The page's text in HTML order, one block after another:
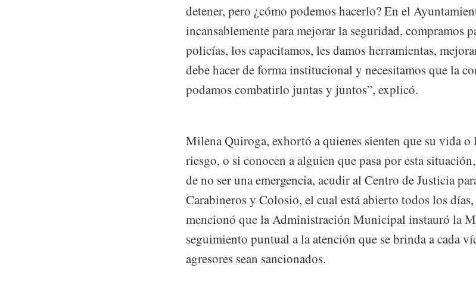
detener, pero ¿cómo podemos hacerlo? En el
incansablemente para mejorar la seguridad, compramos
policías, los capacitamos, les damos herramientas,
debe hacer de forma institucional y necesitamos que la
podamos combatirlo juntas y juntos”, explicó.
Milena Quiroga, exhortó a quienes sienten que su vida o
riesgo, o si conocen a alguien que pasa por esta
de no ser una emergencia, acudir al Centro de Justicia
Carabineros y Colosio, el cual está abierto todos los
mencionó que la Administración Municipal instauró la
seguimiento puntual a la atención que se brinda a cada
agresores sean sancionados.